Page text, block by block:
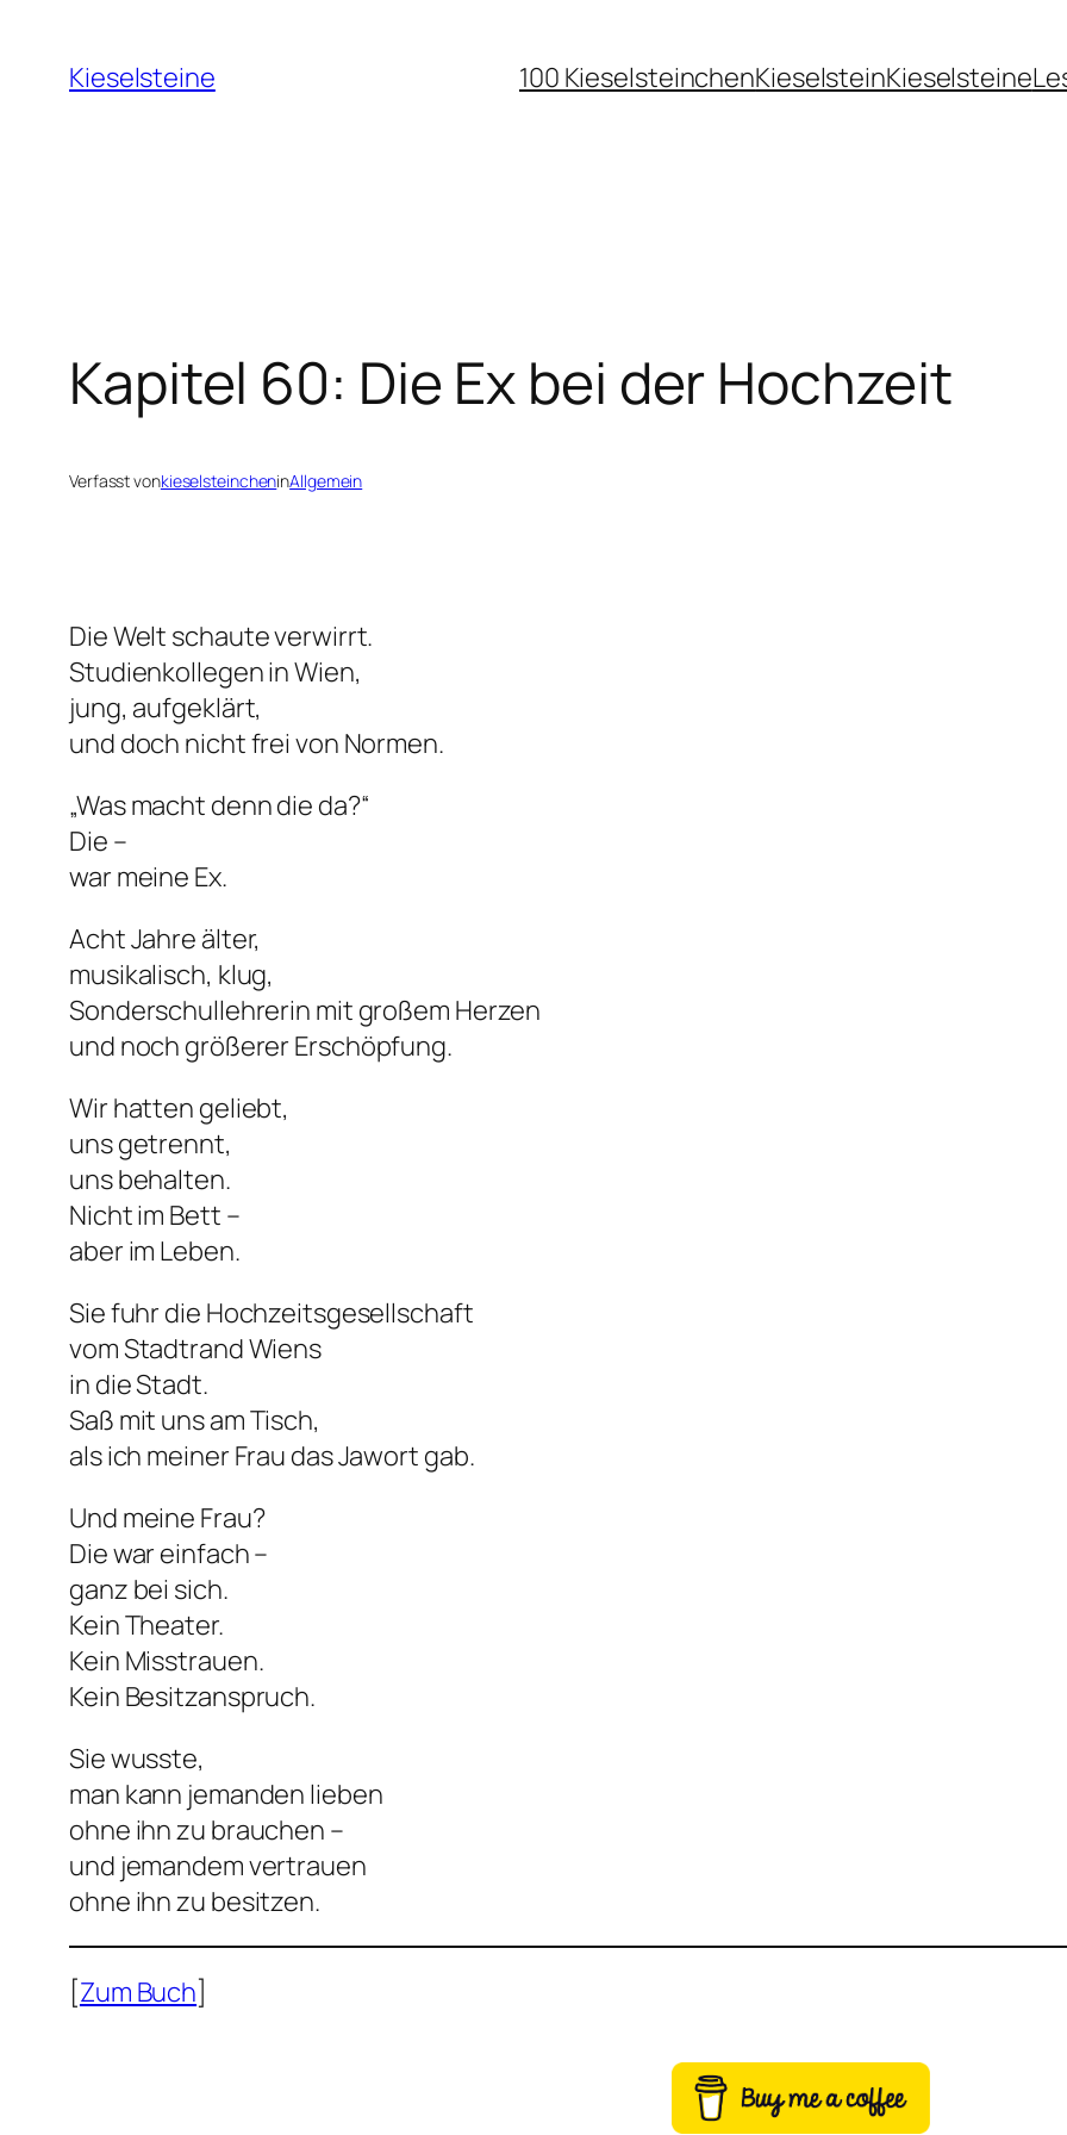
Inhalt
springen
Kieselsteine 100 KieselsteinchenKieselsteinKieselsteine
Kapitel 60: Die Ex bei der Hochzeit
Verfasst vonkieselsteincheninAllgemein
Die Welt schaute verwirrt.
Studienkollegen in Wien,
jung, aufgeklärt,
und doch nicht frei von Normen.
„Was macht denndie da?“
Die –
war meine Ex.
Acht Jahre älter,
musikalisch, klug,
Sonderschullehrerin mit großem Herzen
und noch größerer Erschöpfung.
Wir hatten geliebt,
uns getrennt,
uns behalten.
Nicht im Bett –
aber im Leben.
Sie fuhr die Hochzeitsgesellschaft
vom Stadtrand Wiens
in die Stadt.
Saß mit uns am Tisch,
als ich meiner Frau das Jawort gab.
Und meine Frau?
Die war einfach –
ganz bei sich.
Kein Theater.
Kein Misstrauen.
Kein Besitzanspruch.
Sie wusste,
man kann jemanden lieben
ohne ihn zu brauchen –
und jemandem vertrauen
ohne ihn zu besitzen.
[Zum Buch]